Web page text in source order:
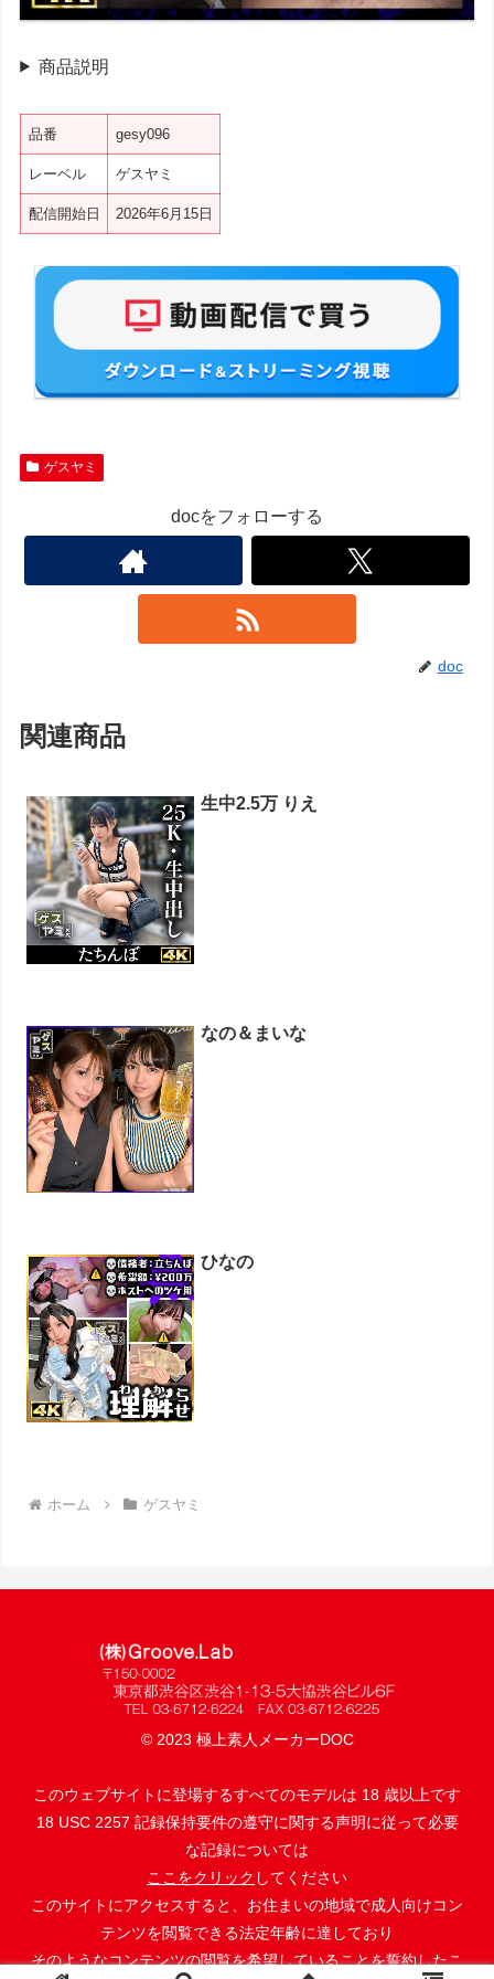
商品説明
品番 gesy096
レーベル ゲスヤミ
配信開始日 2026年6月15日
ゲスヤミ
docをフォローする
doc
関連商品
生中2.5万 りえ
なの＆まいな
ひなの
ホーム ゲスヤミ
© 2023 極上素人メーカーDOC
このウェブサイトに登場するすべてのモデルは 18 歳以上です
18 USC 2257 記録保持要件の遵守に関する声明に従って必要
な記録については
ここをクリック してください
このサイトにアクセスすると、お住まいの地域で成人向けコン
テンツを閲覧できる法定年齢に達しており
そのようなコンテンツの閲覧を希望していることを誓約したこ